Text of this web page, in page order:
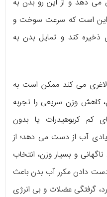
این است که سرعت سوخت و
ذخیره کند و تمایل بدن به
به لاغری می کند ممکن است به
کاهش وزن سریعی را تجربه
کربوهیدرات یا بدون
آب از دست می دهد؛ از
و بسیار وزن، انتخاب
دادن مکرر آب بدن باعث
گرفتگی عضلات و بی انرژی